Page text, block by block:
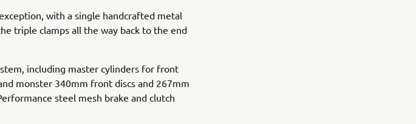
with a single handcrafted metal
triple clamps all the way back to the end
including master cylinders for front
monster 340mm front discs and 267mm
steel mesh brake and clutch